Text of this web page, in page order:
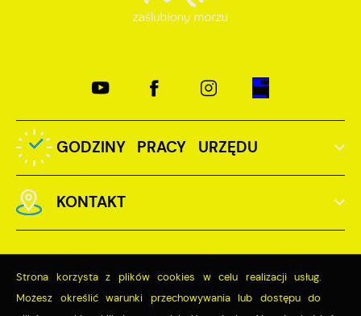
GODZINY PRACY URZĘDU
KONTAKT
Odwiedzin: 3727683
Strona korzysta z plików cookies w celu realizacji usług.
Możesz określić warunki przechowywania lub dostępu do